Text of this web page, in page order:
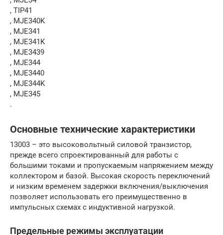
, TIP41
, MJE340K
, MJE341
, MJE341K
, MJE3439
, MJE344
, MJE3440
, MJE344K
, MJE345
.
Основные технические характеристики
13003 – это высоковольтный силовой транзистор,
прежде всего спроектированный для работы с
большими токами и пропускаемым напряжением между
коллектором и базой. Высокая скорость переключений
и низким временем задержки включения/выключения
позволяет использовать его преимущественно в
импульсных схемах с индуктивной нагрузкой.
Предельные режимы эксплуатации